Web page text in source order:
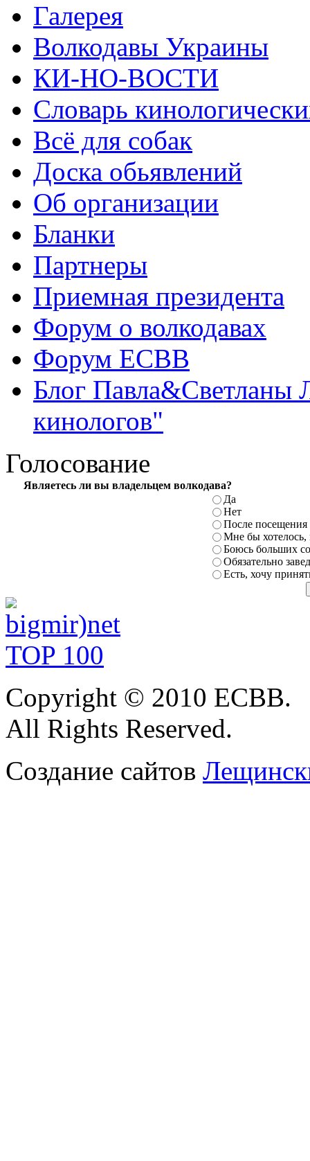
Галерея
Волкодавы Украины
КИ-НО-ВОСТИ
Словарь
Всё для собак
Доска обьявлений
Об организации
Бланки
Партнеры
Приемная президента
Форум о волкодавах
Форум ЕСВВ
Блог Павла&Светланы
кинологов"
Голосование
Являетесь ли вы владельцем волкодава?
Да
Нет
После посещения
Мне бы
Боюсь больших
Обязательно
Есть, хочу
Copyright © 2010 ЕСВВ.
All Rights Reserved.
Создание сайтов